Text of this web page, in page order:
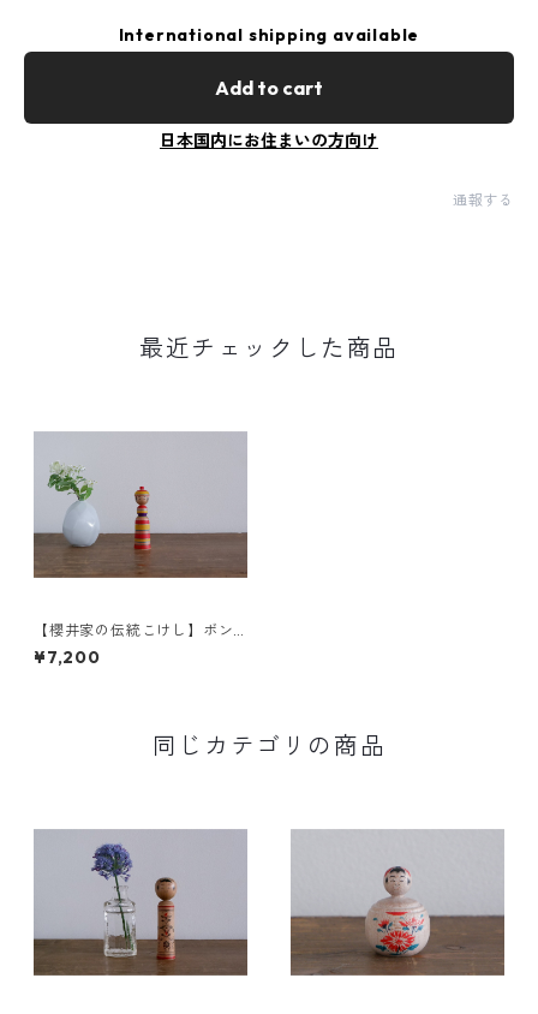
International shipping available
Add to cart
日本国内にお住まいの方向け
通報する
最近チェックした商品
【櫻井家の伝統こけし】ボン
ボンニット帽 8-d〈山桜〉
¥7,200
同じカテゴリの商品